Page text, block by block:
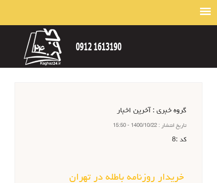
گروه خبري : آخرین اخبار
تاريخ انتشار : 1400/10/22 - 15:50
كد :8
خریدار روزنامه باطله در تهران